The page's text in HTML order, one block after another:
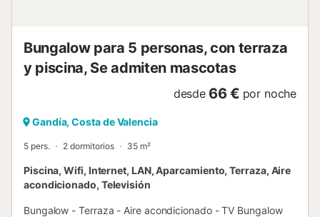
Bungalow para 5 personas, con terraza
y piscina, Se admiten mascotas
desde 66 € por noche
Gandía, Costa de Valencia
5 pers. 2 dormitorios 35 m²
Piscina, Wifi, Internet, LAN, Aparcamiento, Terraza, Aire
acondicionado, Televisión
Bungalow - Terraza - Aire acondicionado - TV Bungalow